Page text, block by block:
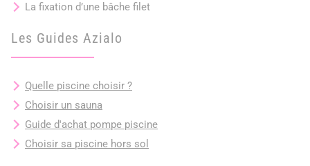
La fixation d’une bâche filet
Les Guides Azialo
Quelle piscine choisir ?
Choisir un sauna
Guide d'achat pompe piscine
Choisir sa piscine hors sol